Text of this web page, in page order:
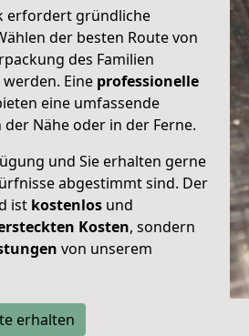
erfordert gründliche
der besten Route von
des Familien
Eine professionelle
eine umfassende
Nähe oder in der Ferne.
und Sie erhalten gerne
abgestimmt sind. Der
ist kostenlos und
Kosten, sondern
von unserem
erhalten